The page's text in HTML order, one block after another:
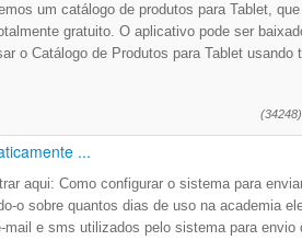
um catálogo de produtos para Tablet,
gratuito. O aplicativo pode ser
o Catálogo de Produtos para Tablet
...
aqui: Como configurar o sistema para
o sobre quantos dias de uso na academia
mail e sms utilizados pelo sistema para